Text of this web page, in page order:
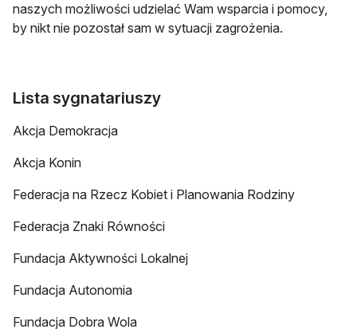
naszych możliwości udzielać Wam wsparcia i pomocy,
by nikt nie pozostał sam w sytuacji zagrożenia.
Lista sygnatariuszy
Akcja Demokracja
Akcja Konin
Federacja na Rzecz Kobiet i Planowania Rodziny
Federacja Znaki Równości
Fundacja Aktywności Lokalnej
Fundacja Autonomia
Fundacja Dobra Wola